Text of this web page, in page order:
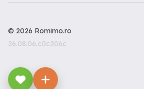
© 2026 Romimo.ro
26.08.06.c0c206c